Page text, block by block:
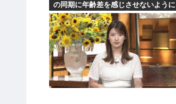
の同期に年齢差を感じさせないように
気を遣っているが、同期2人は気づ